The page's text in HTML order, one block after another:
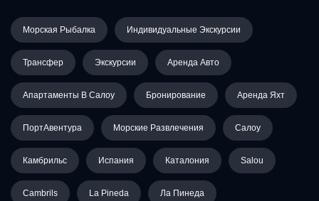
Морская Рыбалка Индивидуальные Экскурсии
Трансфер Экскурсии Аренда Авто
Апартаменты В Салоу Бронирование Аренда Яхт
ПортАвентура Морские Развлечения Салоу
Камбрильс Испания Каталония Salou
Cambrils La Pineda Ла Пинеда